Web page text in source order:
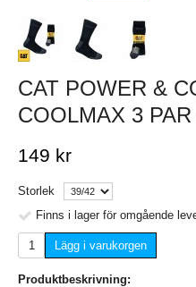
CAT POWER &
COOLMAX 3
149 kr
Storlek
Finns i lager för omgående
Lägg i varukorgen
Produktbeskrivning: